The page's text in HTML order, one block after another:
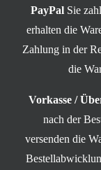
PayPal Sie
erhalten die
Zahlung in der
die
Vorkasse /
nach der
versenden die